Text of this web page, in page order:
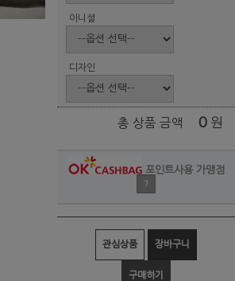
이니셜
디자인
총 상품 금액 0 원
포인트사용 가맹점
?
관심상품 장바구니
구매하기